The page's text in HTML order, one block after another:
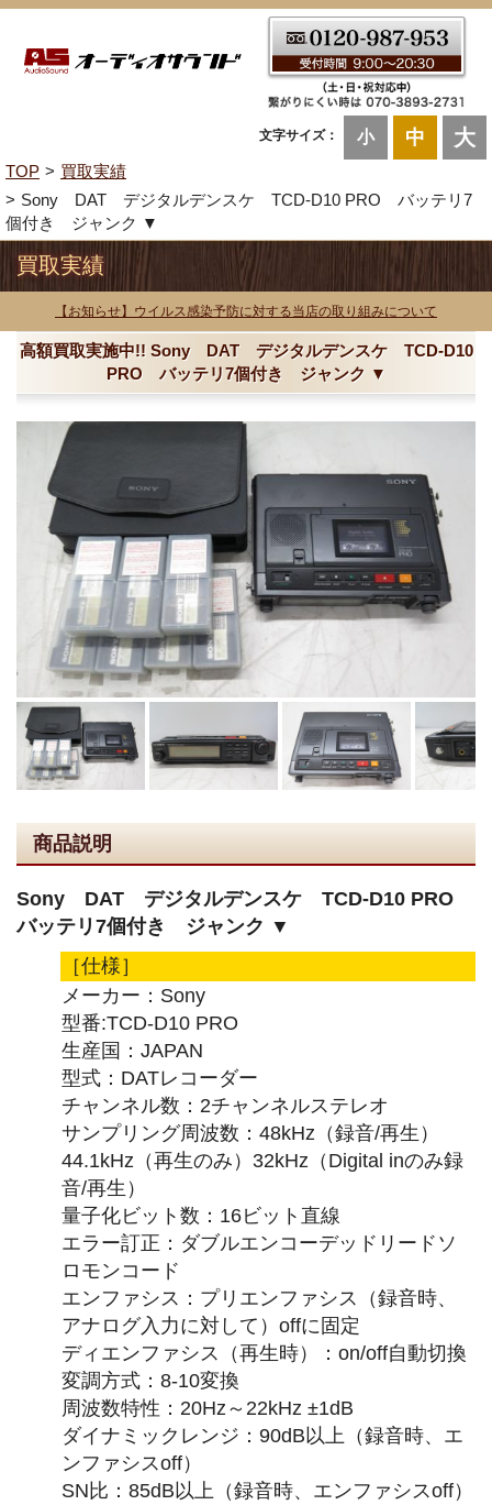
文字サイズ： 小 中 大
TOP
買取実績
Sony DAT デジタルデンスケ TCD-D10 PRO バッテリ7
個付き ジャンク ▼
買取実績
【お知らせ】ウイルス感染予防に対する当店の取り組みについて
高額買取実施中!! Sony DAT デジタルデンスケ TCD-D10
PRO バッテリ7個付き ジャンク ▼
商品説明
Sony DAT デジタルデンスケ TCD-D10 PRO
バッテリ7個付き ジャンク ▼
［仕様］
メーカー：Sony
型番:TCD-D10 PRO
生産国：JAPAN
型式：DATレコーダー
チャンネル数：2チャンネルステレオ
サンプリング周波数：48kHz（録音/再生）
44.1kHz（再生のみ）32kHz（Digital inのみ録
音/再生）
量子化ビット数：16ビット直線
エラー訂正：ダブルエンコーデッドリードソ
ロモンコード
エンファシス：プリエンファシス（録音時、
アナログ入力に対して）offに固定
ディエンファシス（再生時）：on/off自動切換
変調方式：8-10変換
周波数特性：20Hz～22kHz ±1dB
ダイナミックレンジ：90dB以上（録音時、エ
ンファシスoff）
SN比：85dB以上（録音時、エンファシスoff）